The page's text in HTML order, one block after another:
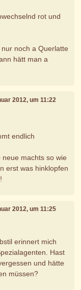
rot und
noch a Querlatte
hätt man a
2012, um 11:22
endlich
machts so wie
erst was hinklopfen
2012, um 11:25
erinnert mich
Hast
und hätte
müssen?